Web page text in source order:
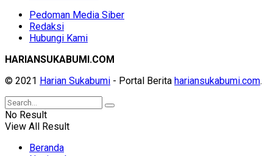
Pedoman Media Siber
Redaksi
Hubungi Kami
HARIANSUKABUMI.COM
© 2021 Harian Sukabumi - Portal Berita hariansukabumi.com.
No Result
View All Result
Beranda